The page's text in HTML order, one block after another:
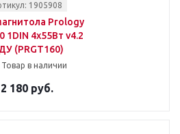
1905908
Prology
1DIN 4x55Вт v4.2
(PRGT160)
Товар в наличии
2 180 руб.